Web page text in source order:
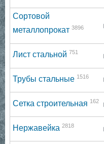
Сортовой
металлопрокат 3896
Лист стальной 751
Трубы стальные 1516
Сетка строительная 162
Нержавейка 2818